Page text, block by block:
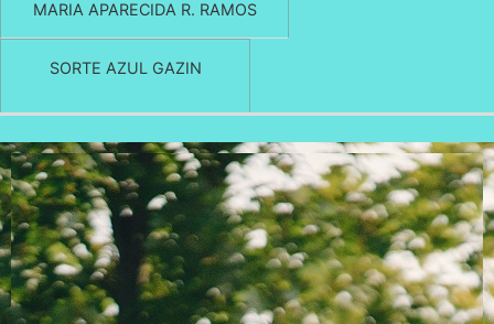
MARIA APARECIDA R. RAMOS
SORTE AZUL GAZIN